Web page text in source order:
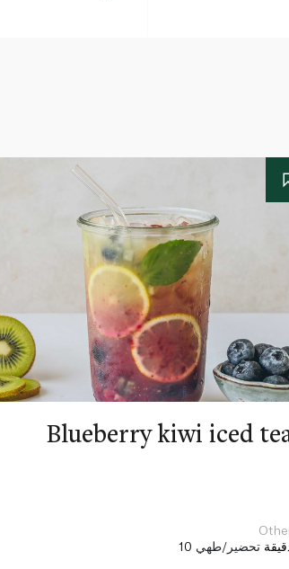
Blueberry kiwi iced
دقيقة تحضير/طهي